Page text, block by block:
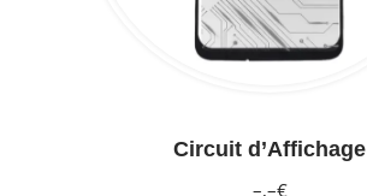
Circuit d’Affichage
–,–€